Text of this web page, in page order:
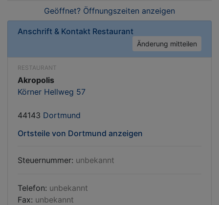
Geöffnet? Öffnungszeiten anzeigen
Anschrift & Kontakt Restaurant
Änderung mitteilen
RESTAURANT
Akropolis
Körner Hellweg 57
44143 Dortmund
Ortsteile von Dortmund anzeigen
Steuernummer: unbekannt
Telefon: unbekannt
Fax: unbekannt